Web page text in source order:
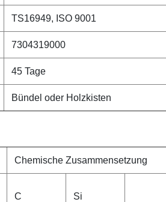
TS16949, ISO 9001
7304319000
45 Tage
Bündel oder Holzkisten
Chemische Zusammensetzung
C Si